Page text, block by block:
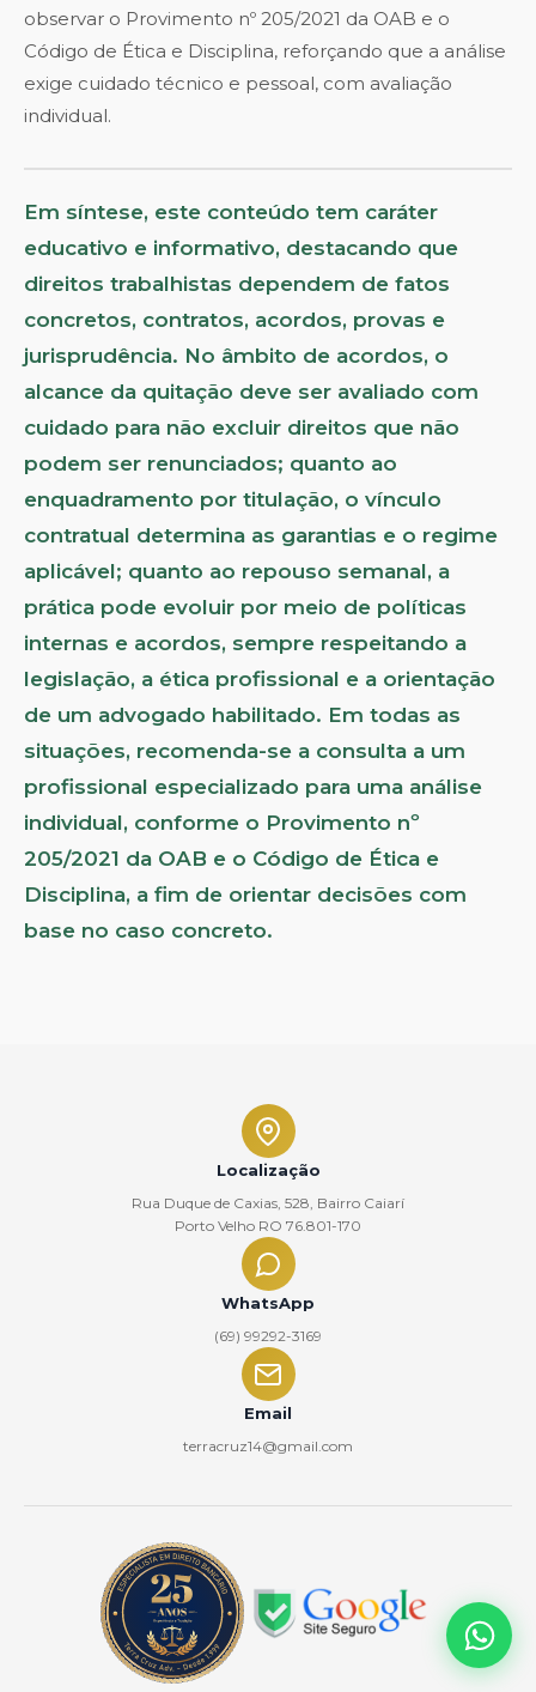
observar o Provimento nº 205/2021 da OAB e o
Código de Ética e Disciplina, reforçando que a análise
exige cuidado técnico e pessoal, com avaliação
individual.
Em síntese, este conteúdo tem caráter
educativo e informativo, destacando que
direitos trabalhistas dependem de fatos
concretos, contratos, acordos, provas e
jurisprudência. No âmbito de acordos, o
alcance da quitação deve ser avaliado com
cuidado para não excluir direitos que não
podem ser renunciados; quanto ao
enquadramento por titulação, o vínculo
contratual determina as garantias e o regime
aplicável; quanto ao repouso semanal, a
prática pode evoluir por meio de políticas
internas e acordos, sempre respeitando a
legislação, a ética profissional e a orientação
de um advogado habilitado. Em todas as
situações, recomenda-se a consulta a um
profissional especializado para uma análise
individual, conforme o Provimento nº
205/2021 da OAB e o Código de Ética e
Disciplina, a fim de orientar decisões com
base no caso concreto.
Localização
Rua Duque de Caxias, 528, Bairro Caiarí
Porto Velho RO 76.801-170
WhatsApp
(69) 99292-3169
Email
terracruz14@gmail.com